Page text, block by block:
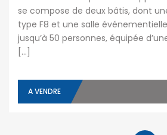
se compose de deux bâtis, dont
type F8 et une salle
jusqu’à 50 personnes, équipée
[…]
A VENDRE